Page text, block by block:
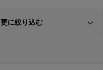
更に絞り込む